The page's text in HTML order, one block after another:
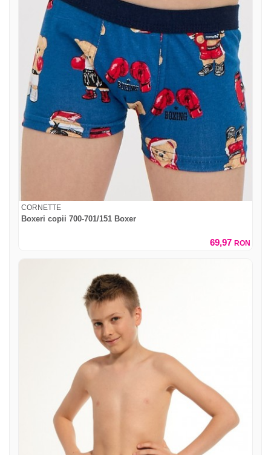
CORNETTE
Boxeri copii 700-701/151 Boxer
69,97 RON